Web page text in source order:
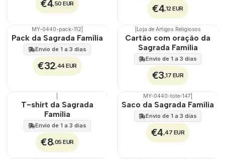
€4,50 EUR €4,12 EUR
🇵🇹
MY-0440-pack-112
Pack da Sagrada Família
Envio de 1 a 3 dias
€32,44 EUR
🇵🇹 100%
Loja de Artigos Religiosos
Cartão com oração da
Sagrada Família
Envio de 1 a 3 dias
€3,17 EUR
🇵🇹T-shirt da Sagrada
Família
Envio de 1 a 3 dias
€8,05 EUR
🇵🇹
MY-0440-tote-147
Saco da Sagrada Família
Envio de 1 a 3 dias
€4,47 EUR